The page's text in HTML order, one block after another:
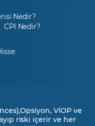
Nedir?
CPI Nedir?
VİOP ve
riski içerir ve her